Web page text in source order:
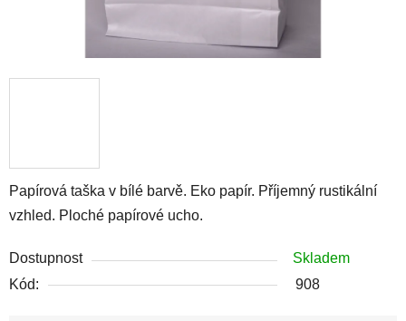
Papírová taška v bílé barvě. Eko papír. Příjemný rustikální
vzhled. Ploché papírové ucho.
Dostupnost
Skladem
Kód:
908